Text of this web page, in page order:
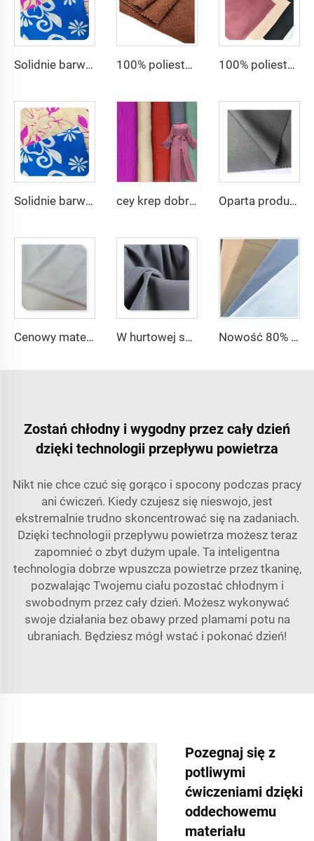
Solidnie barwiony i drukowany krep poliestrowy o przepływie powietrza, 150gsm, dla kobiet tkanina CEY 100% poliester tkanina do sukienek CEY Airflow Crepe Fabrics 100% poliester 180D tkanina CEY Airflow Crepe Crinkle Rayon, materiały abaja dla kobiet
Solidnie barwiony i drukowany krep poliestrowy o przepływie powietrza, 150gsm, dla kobiet tkanina CEY cey krep dobry przepływ powietrza dla DUBAI tkanina tekstylowa na odzież 100% POLIESTER Oparta produkcja tr twill tkaniny 80% poli 20% wiskosy tkaniny arabskiej męskiej marynarki dla Toyobo
Cenowy materiał z fabryki biały 150D 100% Poliester Gabardyna Minimatt do odzieży medycznej i roboczej W hurtowej sprzedaży 100% poliestrowa gabardyna typu twill do odzieży roboczej Nowość 80% poliestru 20% bawełny 45*45 110*76 Plain TC barwiony materiał poplinowy na wewnętrzne kieszenie i podszewkę
Zostań chłodny i wygodny przez cały dzień
dzięki technologii przepływu powietrza
Nikt nie chce czuć się gorąco i spocony podczas pracy
ani ćwiczeń. Kiedy czujesz się nieswojo, jest
ekstremalnie trudno skoncentrować się na zadaniach.
Dzięki technologii przepływu powietrza możesz teraz
zapomnieć o zbyt dużym upale. Ta inteligentna
technologia dobrze wpuszcza powietrze przez tkaninę,
pozwalając Twojemu ciału pozostać chłodnym i
swobodnym przez cały dzień. Możesz wykonywać
swoje działania bez obawy przed plamami potu na
ubraniach. Będziesz mógł wstać i pokonać dzień!
Pozegnaj się z
potliwymi
ćwiczeniami dzięki
oddechowemu
materiału